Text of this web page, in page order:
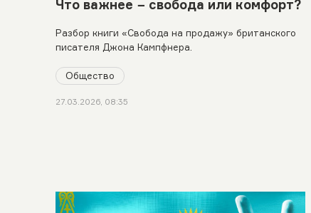
Что важнее − свобода или комфорт?
Разбор книги «Свобода на продажу» британского
писателя Джона Кампфнера.
Общество
27.03.2026, 08:35